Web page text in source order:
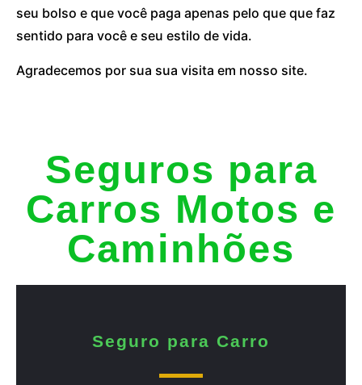
seu bolso e que você paga apenas pelo que que faz
sentido para você e seu estilo de vida.
Agradecemos por sua sua visita em nosso site.
Seguros para
Carros Motos e
Caminhões
Seguro para Carro